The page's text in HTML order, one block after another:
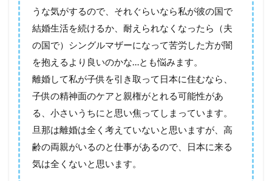
うな気がするので、それぐらいなら私が彼の国で
結婚生活を続けるか、耐えられなくなったら（夫
の国で）シングルマザーになって苦労した方が闇
を抱えるより良いのかな…とも悩みます。
離婚して私が子供を引き取って日本に住むなら、
子供の精神面のケアと親権がとれる可能性があ
る、小さいうちにと思い焦ってしまっています。
旦那は離婚は全く考えていないと思いますが、高
齢の両親がいるのと仕事があるので、日本に来る
気は全くないと思います。